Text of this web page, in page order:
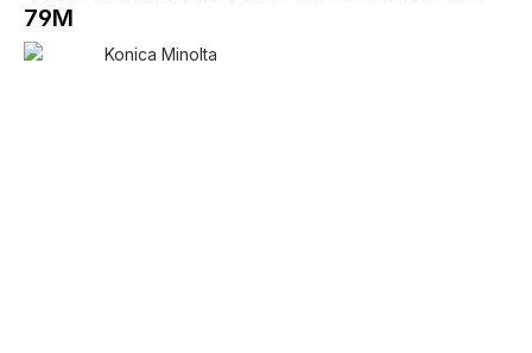
79M